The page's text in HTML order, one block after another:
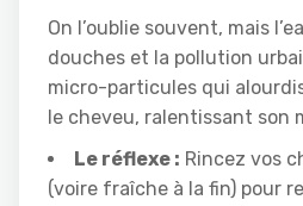
On l’oublie souvent, mais
douches et la pollution
micro-particules qui
le cheveu, ralentissant son
Le réflexe : Rincez vos
(voire fraîche à la fin) pour